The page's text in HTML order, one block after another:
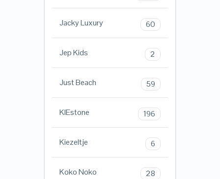
Jacky Luxury 60
Jep Kids 2
Just Beach 59
KIEstone 196
Kiezeltje 6
Koko Noko 28